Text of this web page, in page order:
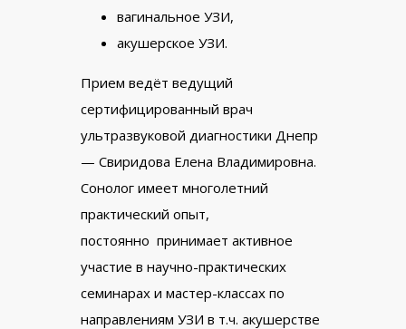
вагинальное УЗИ,
акушерское УЗИ.
Прием ведёт ведущий
сертифицированный врач
ультразвуковой диагностики Днепр
— Cвиридова Елена Владимировна.
Сонолог имеет многолетний
практический опыт,
постоянно принимает активное
участие в научно-практических
семинарах и мастер-классах по
направлениям УЗИ в т.ч. акушерстве